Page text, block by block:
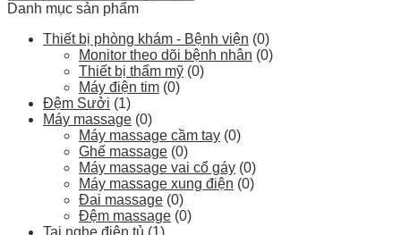
Danh mục sản phẩm
Thiết bị phòng khám - Bệnh viện (0)
Monitor theo dõi bệnh nhân (0)
Thiết bị thẩm mỹ (0)
Máy điện tim (0)
Đệm Sưởi (1)
Máy massage (0)
Máy massage cầm tay (0)
Ghế massage (0)
Máy massage vai cổ gáy (0)
Máy massage xung điện (0)
Đai massage (0)
Đệm massage (0)
Tai nghe điện tủ (1)